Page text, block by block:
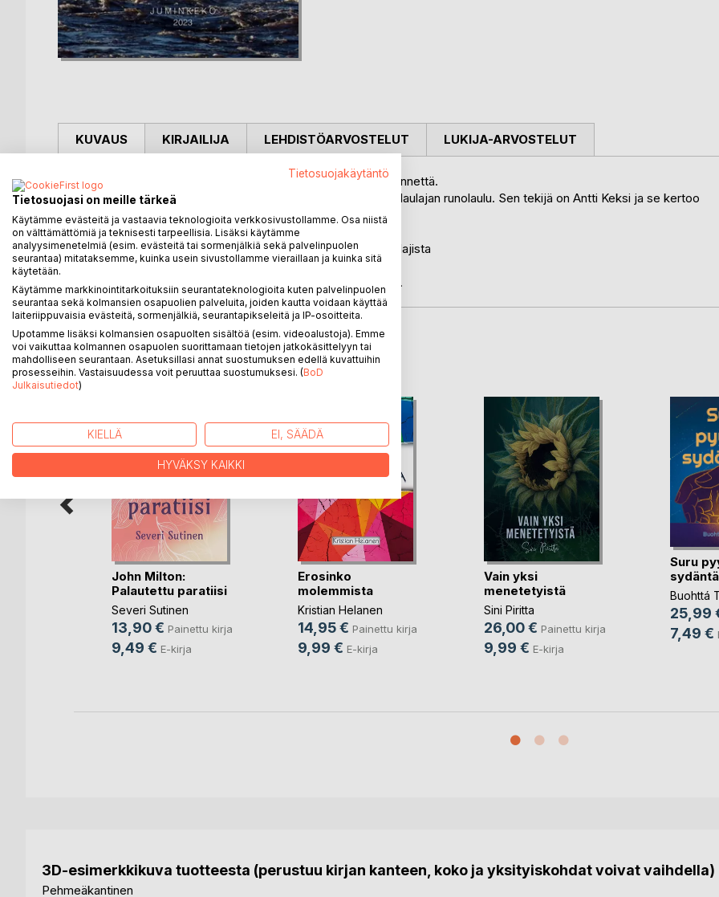
KUVAUS
Runolaulu on vanhinta itämerensuomalaisten kansojen perinnettä.
Tässä kirjasessa julkaistaan varhaisin talteen saatu kansanlaulajan runolaulu. Sen tekijä on Antti Keksi ja se kertoo
Tornionjoen tulvasta vuodelta 1677.
Toisena esimerkkinä runolaulumittaa käyttävistä kansanlaulajista
on kuhmolainen Mikko Kyllönen. Hänen laulunsa kertoo
tervansoutumatkasta Kuhmon perukoilta Ouluun ja takaisin.
KIRJAILIJA LEHDISTÖARVOSTELUT LUKIJA-ARVOSTELUT
LISÄÄ KIRJOJA BoD:LLA
John Milton:
Palautettu paratiisi
Severi Sutinen
13,90 € Painettu kirja
9,49 € E-kirja
Erosinko
molemmista
Kristian Helanen
14,95 € Painettu kirja
9,99 € E-kirja
Vain yksi
menetetyistä
Sini Piritta
26,00 € Painettu kirja
9,99 € E-kirja
Suru
Buohttá
25,99
7,49 €
3D-esimerkkikuva tuotteesta (perustuu kirjan kanteen, koko ja yksityiskohdat voivat vaihdella)
Pehmeäkantinen
Tietosuojakäytäntö
Tietosuojasi on meille tärkeä
Käytämme evästeitä ja vastaavia teknologioita verkkosivustollamme. Osa niistä
on välttämättömiä ja teknisesti tarpeellisia. Lisäksi käytämme
analyysimenetelmiä (esim. evästeitä tai sormenjälkiä sekä palvelinpuolen
seurantaa) mitataksemme, kuinka usein sivustollamme vieraillaan ja kuinka sitä
käytetään.
Käytämme markkinointitarkoituksiin seurantateknologioita kuten palvelinpuolen
seurantaa sekä kolmansien osapuolien palveluita, joiden kautta voidaan käyttää
laiteriippuvaisia evästeitä, sormenjälkiä, seurantapikseleitä ja IP-osoitteita.
Upotamme lisäksi kolmansien osapuolten sisältöä (esim. videoalustoja). Emme
voi vaikuttaa kolmannen osapuolen suorittamaan tietojen jatkokäsittelyyn tai
mahdolliseen seurantaan. Asetuksillasi annat suostumuksen edellä kuvattuihin
prosesseihin. Vastaisuudessa voit peruuttaa suostumuksesi. (BoD
Julkaisutiedot)
KIELLÄ EI, SÄÄDÄ
HYVÄKSY KAIKKI